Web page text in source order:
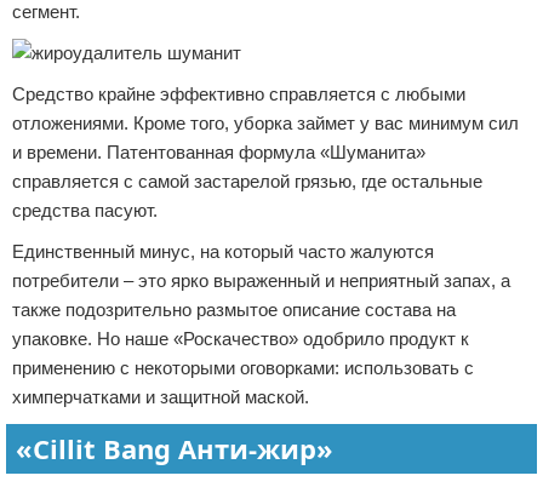
сегмент.
Средство крайне эффективно справляется с любыми
отложениями. Кроме того, уборка займет у вас минимум сил
и времени. Патентованная формула «Шуманита»
справляется с самой застарелой грязью, где остальные
средства пасуют.
Единственный минус, на который часто жалуются
потребители – это ярко выраженный и неприятный запах, а
также подозрительно размытое описание состава на
упаковке. Но наше «Роскачество» одобрило продукт к
применению с некоторыми оговорками: использовать с
химперчатками и защитной маской.
«Cillit Bang Анти-жир»